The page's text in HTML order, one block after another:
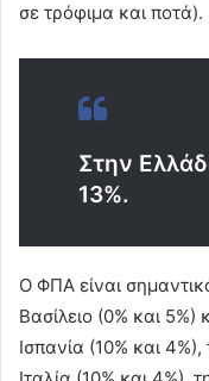
σε τρόφιμα και ποτά).
Στην
13%.
Ο ΦΠΑ είναι
Βασίλειο (0% και 5%)
Ισπανία (10% και